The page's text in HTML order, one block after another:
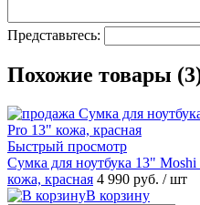
Представьтесь:
Похожие товары
Быстрый просмотр
Сумка для ноутбука 13"
кожа, красная 4 990 руб. / шт
В корзину